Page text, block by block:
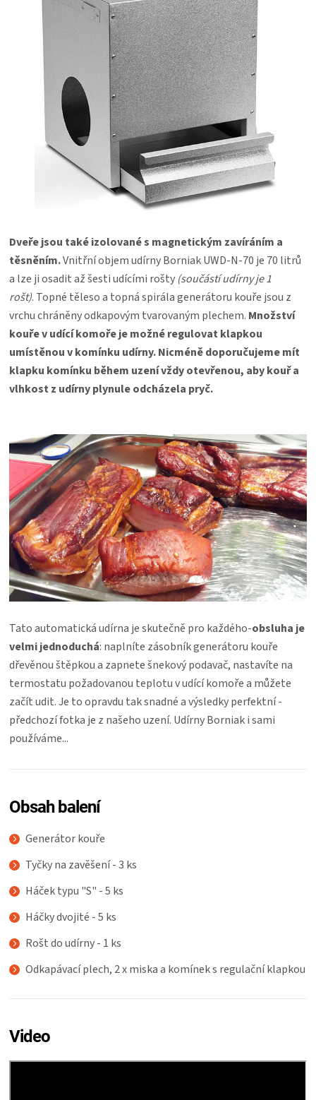
Dveře jsou také izolované s magnetickým zavíráním a
těsněním.Vnitřní objem udírny Borniak UWD-N-70 je 70 litrů
a lze ji osadit až šesti udícími rošty (součástí udírny je 1
rošt). Topné těleso a topná spirála generátoru kouře jsou z
vrchu chráněny odkapovým tvarovaným plechem. Množství
kouře v udící komoře je možné regulovat klapkou
umístěnou v komínku udírny. Nicméně doporučujeme mít
klapku komínku během uzení vždy otevřenou, aby kouř a
vlhkost z udírny plynule odcházela pryč.
Tato automatická udírna je skutečně pro každého-obsluha je
velmi jednoduchá: naplníte zásobník generátoru kouře
dřevěnou štěpkou a zapnete šnekový podavač, nastavíte na
termostatu požadovanou teplotu v udící komoře a můžete
začít udit. Je to opravdu tak snadné a výsledky perfektní -
předchozí fotka je z našeho uzení. Udírny Borniak i sami
používáme...
Obsah balení
Generátor kouře
Tyčky na zavěšení - 3 ks
Háček typu "S" - 5 ks
Háčky dvojité - 5 ks
Rošt do udírny - 1 ks
Odkapávací plech, 2 x miska a komínek s regulační klapkou
Video